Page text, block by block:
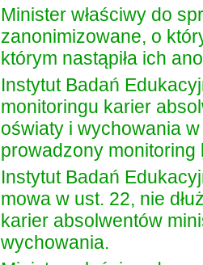
Minister właściwy do
zanonimizowane, o
którym nastąpiła ich
Instytut Badań
monitoringu karier
oświaty i wychowania
prowadzony
Instytut Badań
mowa w ust. 22, nie
karier absolwentów
wychowania.